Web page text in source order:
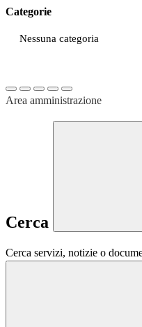
Categorie
Nessuna categoria
Area amministrazione
Cerca
Cerca servizi, notizie o